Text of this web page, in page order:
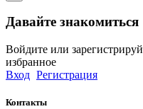
Давайте знакомиться
Войдите или
избранное
Вход Регистрация
Контакты